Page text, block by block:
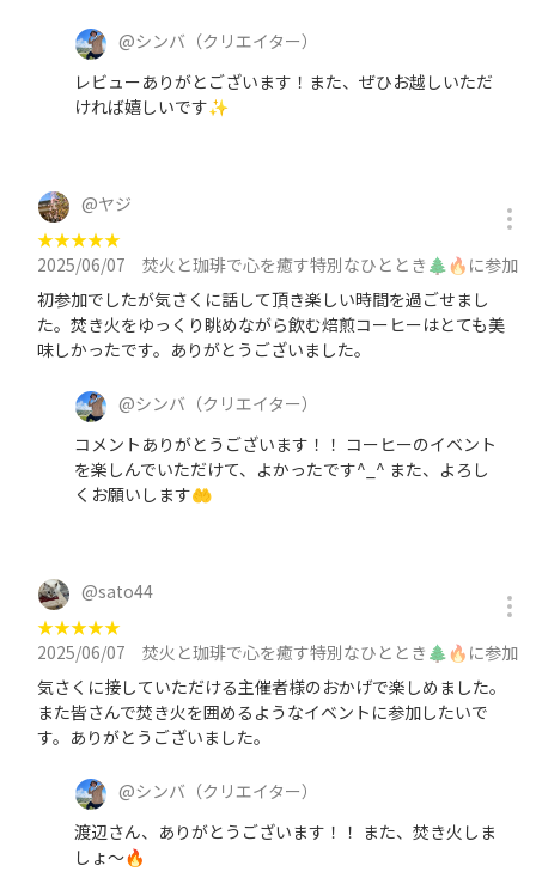
@シンバ （クリエイター）
レビューありがとございます！また、ぜひお越しいただ
ければ嬉しいです✨
@ヤジ
★★★★★
2025/06/07
焚火と珈琲で心を癒す特別なひととき🌲🔥に参加
初参加でしたが気さくに話して頂き楽しい時間を過ごせまし
た。焚き火をゆっくり眺めながら飲む焙煎コーヒーはとても美
味しかったです。ありがとうございました。
@シンバ （クリエイター）
コメントありがとうございます！！ コーヒーのイベント
を楽しんでいただけて、よかったです^_^ また、よろし
くお願いします🤲
@sato44
★★★★★
2025/06/07
焚火と珈琲で心を癒す特別なひととき🌲🔥に参加
気さくに接していただける主催者様のおかげで楽しめました。
また皆さんで焚き火を囲めるようなイベントに参加したいで
す。ありがとうございました。
@シンバ （クリエイター）
渡辺さん、ありがとうございます！！ また、焚き火しま
しょ〜🔥